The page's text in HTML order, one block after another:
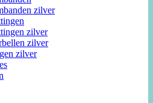
zilver
zilver
zilver
zilver